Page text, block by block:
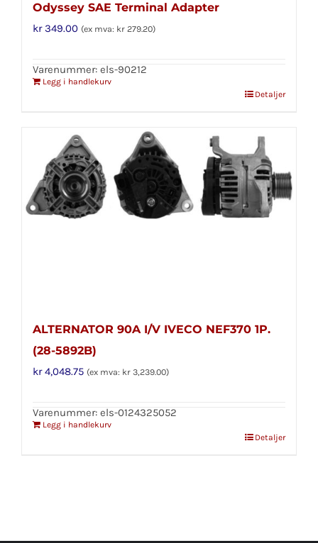
Odyssey SAE Terminal Adapter
kr349.00 (ex mva: kr 279.20)
Varenummer: els-90212
Legg i handlekurv
Detaljer
ALTERNATOR 90A I/V IVECO NEF370 1P.
(28-5892B)
kr4,048.75 (ex mva: kr 3,239.00)
Varenummer: els-0124325052
Legg i handlekurv
Detaljer